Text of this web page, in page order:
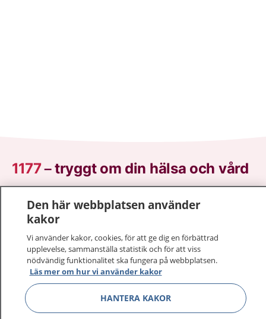
1177–tryggt om din hälsa och vård
sjukdomar och vilka mottagningar du kan kontakta.
Logga in för att läsa din journal och göra dina
vårdärenden. Ring telefonnummer 1177 för
sjukvårdsrådgivning dygnet runt.
1177 ger dig råd när du vill må bättre.
Den här webbplatsen använder
kakor
Vi använder kakor, cookies, för att ge dig en förbättrad
upplevelse, sammanställa statistik och för att viss
nödvändig funktionalitet ska fungera på webbplatsen.
Läs mer om hur vi använder kakor
HANTERA KAKOR